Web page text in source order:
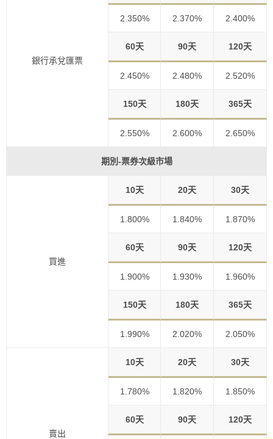
銀行承兌匯票
2.350% 2.370% 2.400%
60天 90天 120天
2.450% 2.480% 2.520%
150天 180天 365天
2.550% 2.600% 2.650%
期別-票券次級市場
買進
10天 20天 30天
1.800% 1.840% 1.870%
60天 90天 120天
1.900% 1.930% 1.960%
150天 180天 365天
1.990% 2.020% 2.050%
賣出
10天 20天 30天
1.780% 1.820% 1.850%
60天 90天 120天